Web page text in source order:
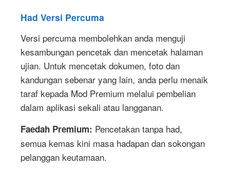
Had Versi Percuma
Versi percuma membolehkan anda menguji
kesambungan pencetak dan mencetak halaman
ujian. Untuk mencetak dokumen, foto dan
kandungan sebenar yang lain, anda perlu menaik
taraf kepada Mod Premium melalui pembelian
dalam aplikasi sekali atau langganan.
Faedah Premium: Pencetakan tanpa had,
semua kemas kini masa hadapan dan sokongan
pelanggan keutamaan.